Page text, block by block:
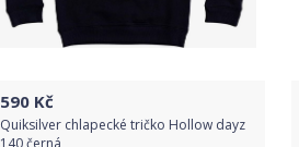
590 Kč
Quiksilver chlapecké tričko Hollow dayz
140 černá